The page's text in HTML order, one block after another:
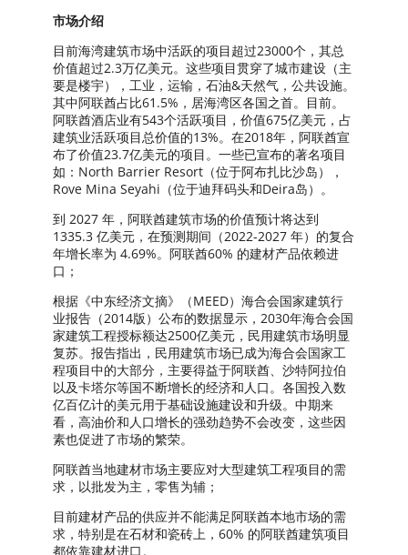
市场介绍
目前海湾建筑市场中活跃的项目超过23000个，其总
价值超过2.3万亿美元。这些项目贯穿了城市建设（主
要是楼宇），工业，运输，石油&天然气，公共设施。
其中阿联酋占比61.5%，居海湾区各国之首。目前。
阿联酋酒店业有543个活跃项目，价值675亿美元，占
建筑业活跃项目总价值的13%。在2018年，阿联酋宣
布了价值23.7亿美元的项目。一些已宣布的著名项目
如：North Barrier Resort（位于阿布扎比沙岛），
Rove Mina Seyahi（位于迪拜码头和Deira岛）。
到 2027 年，阿联酋建筑市场的价值预计将达到
1335.3 亿美元，在预测期间（2022-2027 年）的复合
年增长率为 4.69%。阿联酋60% 的建材产品依赖进
口；
根据《中东经济文摘》（MEED）海合会国家建筑行
业报告（2014版）公布的数据显示，2030年海合会国
家建筑工程授标额达2500亿美元，民用建筑市场明显
复苏。报告指出，民用建筑市场已成为海合会国家工
程项目中的大部分，主要得益于阿联酋、沙特阿拉伯
以及卡塔尔等国不断增长的经济和人口。各国投入数
亿百亿计的美元用于基础设施建设和升级。中期来
看，高油价和人口增长的强劲趋势不会改变，这些因
素也促进了市场的繁荣。
阿联酋当地建材市场主要应对大型建筑工程项目的需
求，以批发为主，零售为辅；
目前建材产品的供应并不能满足阿联酋本地市场的需
求，特别是在石材和瓷砖上，60% 的阿联酋建筑项目
都依靠建材进口。